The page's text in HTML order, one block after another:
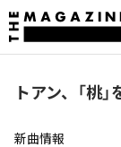
トアン、「桃
新曲情報